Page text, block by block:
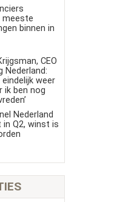
meeste
binnen in
CEO
Nederland:
eindelijk weer
ik ben nog
Nederland
Q2, winst is